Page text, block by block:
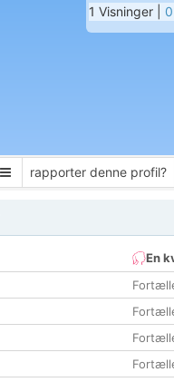
1 Visninger |
rapporter denne profil?
En